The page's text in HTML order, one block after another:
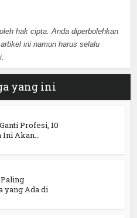
hak cipta. Anda diperbolehkan
ini namun harus selalu
yang ini
Profesi, 10
Ini Akan...
Paling
yang Ada di